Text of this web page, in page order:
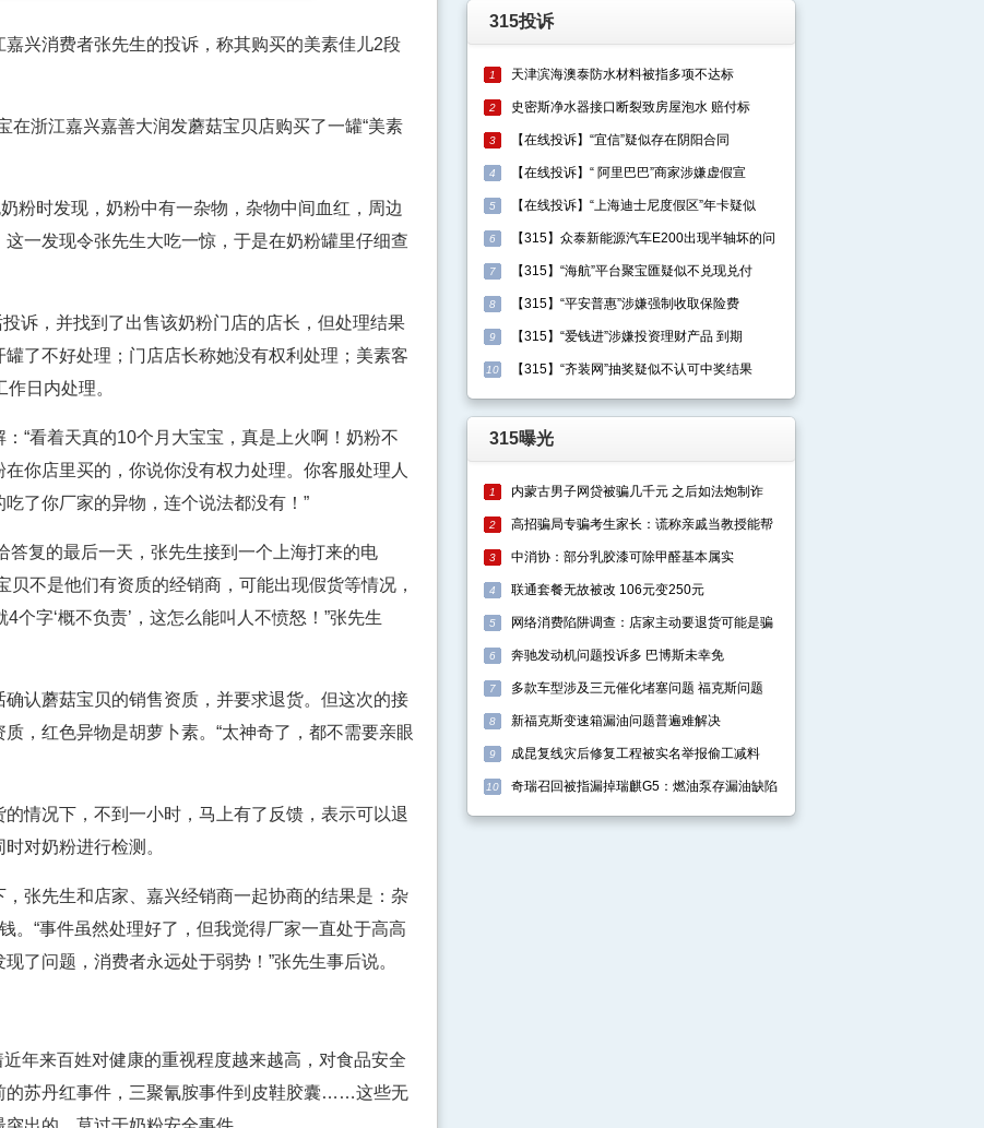
消费者张先生的投诉，称其购买的美素佳儿2段
浙江嘉兴嘉善大润发蘑菇宝贝店购买了一罐“美素
时发现，奶粉中有一杂物，杂物中间血红，周边
一发现令张先生大吃一惊，于是在奶粉罐里仔细查
，并找到了出售该奶粉门店的店长，但处理结果
了不好处理；门店店长称她没有权利处理；美素客
日内处理。
看着天真的10个月大宝宝，真是上火啊！奶粉不
你店里买的，你说你没有权力处理。你客服处理人
了你厂家的异物，连个说法都没有！”
复的最后一天，张先生接到一个上海打来的电
贝不是他们有资质的经销商，可能出现假货等情况，
个字‘概不负责’，这怎么能叫人不愤怒！”张先生
蘑菇宝贝的销售资质，并要求退货。但这次的接
，红色异物是胡萝卜素。“太神奇了，都不需要亲眼
况下，不到一小时，马上有了反馈，表示可以退
对奶粉进行检测。
先生和店家、嘉兴经销商一起协商的结果是：杂
。“事件虽然处理好了，但我觉得厂家一直处于高高
了问题，消费者永远处于弱势！”张先生事后说。
年来百姓对健康的重视程度越来越高，对食品安全
的苏丹红事件，三聚氰胺事件到皮鞋胶囊……这些无
315投诉
1 天津滨海澳泰防水材料被指多项不达标
2 史密斯净水器接口断裂致房屋泡水 赔付标
3 【在线投诉】“宜信”疑似存在阴阳合同
4 【在线投诉】“ 阿里巴巴”商家涉嫌虚假宣
5 【在线投诉】“上海迪士尼度假区”年卡疑似
6 【315】众泰新能源汽车E200出现半轴坏的问
7 【315】“海航”平台聚宝匯疑似不兑现兑付
8 【315】“平安普惠”涉嫌强制收取保险费
9 【315】“爱钱进”涉嫌投资理财产品 到期
10 【315】“齐装网”抽奖疑似不认可中奖结果
315曝光
1 内蒙古男子网贷被骗几千元 之后如法炮制诈
2 高招骗局专骗考生家长：谎称亲戚当教授能帮
3 中消协：部分乳胶漆可除甲醛基本属实
4 联通套餐无故被改 106元变250元
5 网络消费陷阱调查：店家主动要退货可能是骗
6 奔驰发动机问题投诉多 巴博斯未幸免
7 多款车型涉及三元催化堵塞问题 福克斯问题
8 新福克斯变速箱漏油问题普遍难解决
9 成昆复线灾后修复工程被实名举报偷工减料
10 奇瑞召回被指漏掉瑞麒G5：燃油泵存漏油缺陷